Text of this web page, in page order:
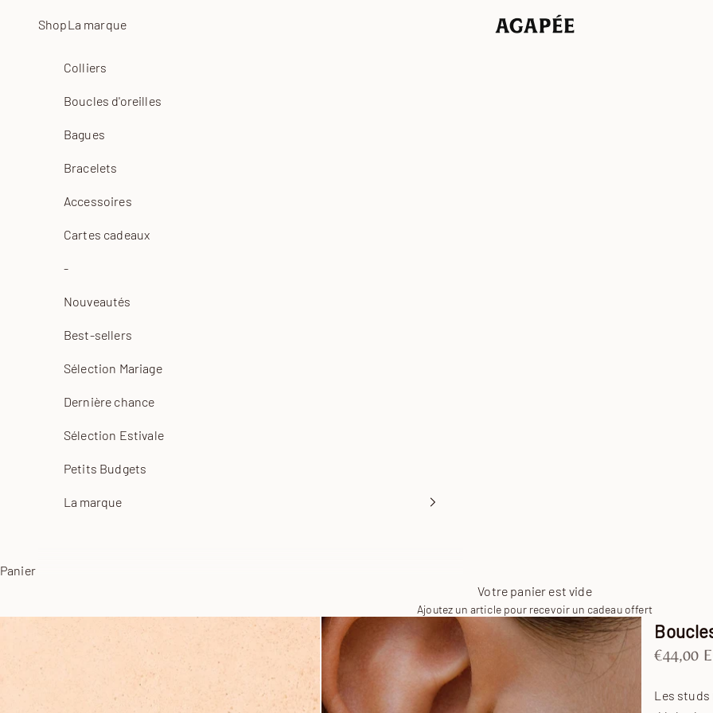
Agapée
ShopLa marque
Colliers
Boucles d'oreilles
Bagues
Bracelets
Accessoires
Cartes cadeaux
-
Nouveautés
Best-sellers
Sélection Mariage
Dernière chance
Sélection Estivale
Petits Budgets
La marque
Panier
Votre panier est vide
Ajoutez un article pour recevoir un cadeau offert
Prix de
€44,00
Les studs